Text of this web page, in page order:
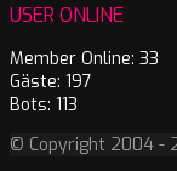
USER ONLINE
Member Online: 33
Gäste: 197
Bots: 113
© Copyright 2004 -